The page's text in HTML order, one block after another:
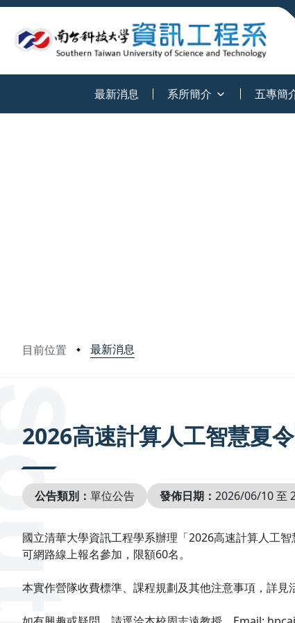
最新消息 系所簡介 五專簡
目前位置 最新消息
2026高速計算人工智慧夏
公告類別： 單位公告 發佈日期： 2026/06/10 至
國立清華大學資訊工程學系辦理「2026高速計算人工
可網路線上報名參加，限額60名。
本實作營隊收費標準、課程規劃及其他注意事項，詳